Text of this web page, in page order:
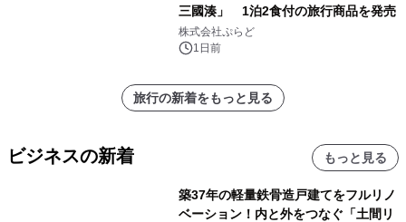
三國湊」 1泊2食付の旅行商品を発売
株式会社ぷらど
1日前
旅行の新着をもっと見る
ビジネスの新着 もっと見る
築37年の軽量鉄骨造戸建てをフルリノ
ベーション！内と外をつなぐ「土間リ